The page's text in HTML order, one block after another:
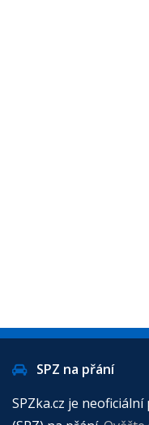
SPZ na přání
SPZka.cz je